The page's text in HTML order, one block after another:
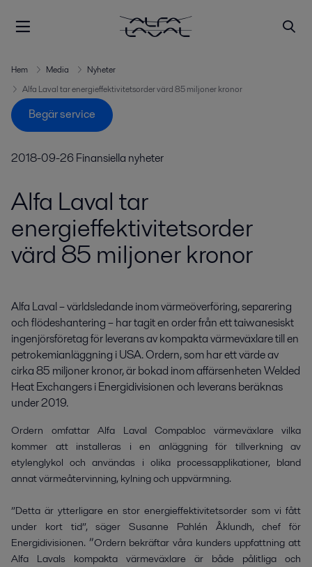
Hem Media
Nyheter
Alfa Laval tar energieffektivitetsorder värd 85 miljoner kronor
Begär service
2018-09-26Finansiella nyheter
Alfa Laval tar
energieffektivitetsorder
värd 85 miljoner kronor
Alfa Laval – världsledande inom värmeöverföring, separering
och flödeshantering – har tagit en order från ett taiwanesiskt
ingenjörsföretag för leverans av kompakta värmeväxlare till en
petrokemianläggning i USA. Ordern, som har ett värde av
cirka 85 miljoner kronor, är bokad inom affärsenheten Welded
Heat Exchangers i Energidivisionen och leverans beräknas
under 2019.
Ordern omfattar Alfa Laval Compabloc värmeväxlare vilka
kommer att installeras i en anläggning för tillverkning av
etylenglykol och användas i olika processapplikationer, bland
annat värmeåtervinning, kylning och uppvärmning.
”Detta är ytterligare en stor energieffektivitetsorder som vi fått
under kort tid”, säger Susanne Pahlén Åklundh, chef för
Energidivisionen. ”Ordern bekräftar våra kunders uppfattning att
Alfa Lavals kompakta värmeväxlare är både pålitliga och